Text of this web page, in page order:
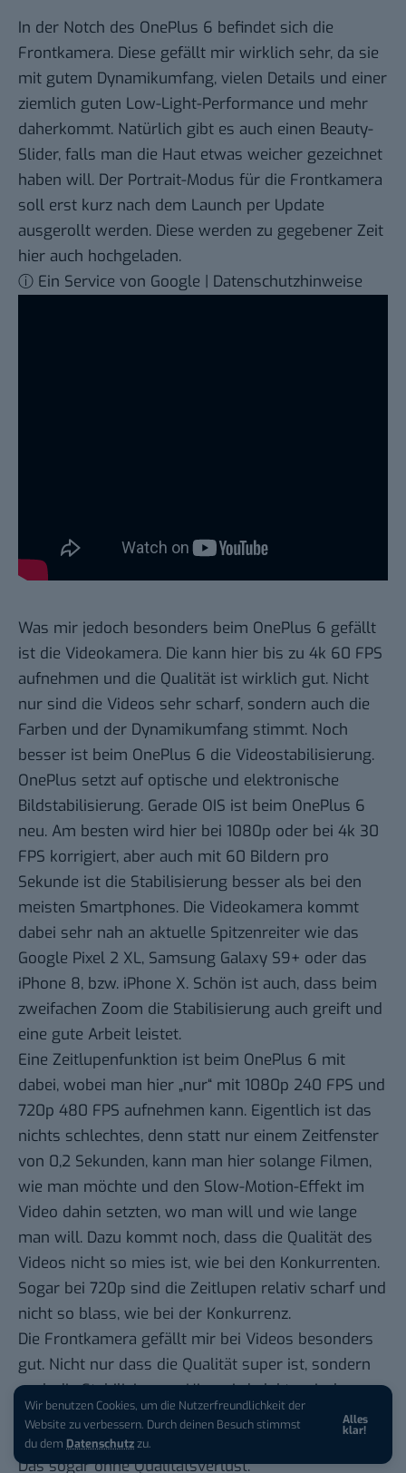
Wir benutzen Cookies, um die Nutzerfreundlichkeit der
Website zu verbessern. Durch deinen Besuch stimmst
du dem Datenschutzzu.
Alles
klar!
In der Notch des OnePlus 6 befindet sich die
Frontkamera. Diese gefällt mir wirklich sehr, da sie
mit gutem Dynamikumfang, vielen Details und einer
ziemlich guten Low-Light-Performance und mehr
daherkommt. Natürlich gibt es auch einen Beauty-
Slider, falls man die Haut etwas weicher gezeichnet
haben will. Der Portrait-Modus für die Frontkamera
soll erst kurz nach dem Launch per Update
ausgerollt werden. Diese werden zu gegebener Zeit
hier auch hochgeladen.
ⓘ Ein Service von Google | Datenschutzhinweise
Was mir jedoch besonders beim OnePlus 6 gefällt
ist die Videokamera. Die kann hier bis zu 4k 60 FPS
aufnehmen und die Qualität ist wirklich gut. Nicht
nur sind die Videos sehr scharf, sondern auch die
Farben und der Dynamikumfang stimmt. Noch
besser ist beim OnePlus 6 die Videostabilisierung.
OnePlus setzt auf optische und elektronische
Bildstabilisierung. Gerade OIS ist beim OnePlus 6
neu. Am besten wird hier bei 1080p oder bei 4k 30
FPS korrigiert, aber auch mit 60 Bildern pro
Sekunde ist die Stabilisierung besser als bei den
meisten Smartphones. Die Videokamera kommt
dabei sehr nah an aktuelle Spitzenreiter wie das
Google Pixel 2 XL, Samsung Galaxy S9+ oder das
iPhone 8, bzw. iPhone X. Schön ist auch, dass beim
zweifachen Zoom die Stabilisierung auch greift und
eine gute Arbeit leistet.
Eine Zeitlupenfunktion ist beim OnePlus 6 mit
dabei, wobei man hier „nur“ mit 1080p 240 FPS und
720p 480 FPS aufnehmen kann. Eigentlich ist das
nichts schlechtes, denn statt nur einem Zeitfenster
von 0,2 Sekunden, kann man hier solange Filmen,
wie man möchte und den Slow-Motion-Effekt im
Video dahin setzten, wo man will und wie lange
man will. Dazu kommt noch, dass die Qualität des
Videos nicht so mies ist, wie bei den Konkurrenten.
Sogar bei 720p sind die Zeitlupen relativ scharf und
nicht so blass, wie bei der Konkurrenz.
Die Frontkamera gefällt mir bei Videos besonders
gut. Nicht nur dass die Qualität super ist, sondern
auch die Stabilisierung. Hier wird elektronische
Bildstabilisierung genutzt, was das Video so wirken
lässt, als würde man es mit einem Gimbal filmen.
Das sogar ohne Qualitätsverlust.